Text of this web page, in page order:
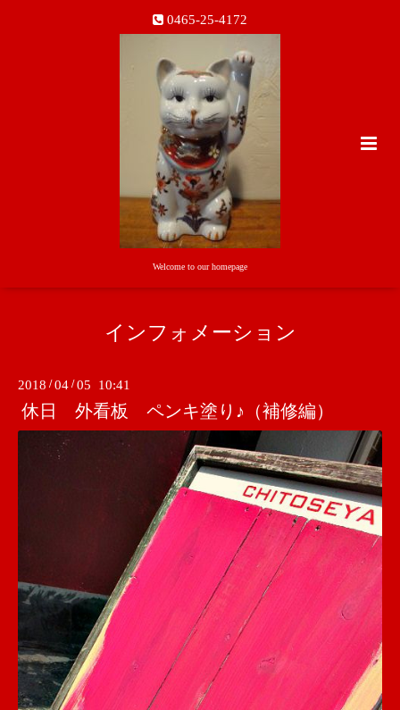
0465-25-4172
Welcome to our homepage
インフォメーション
2018 /04 /05 10:41
休日 外看板 ペンキ塗り♪（補修編）